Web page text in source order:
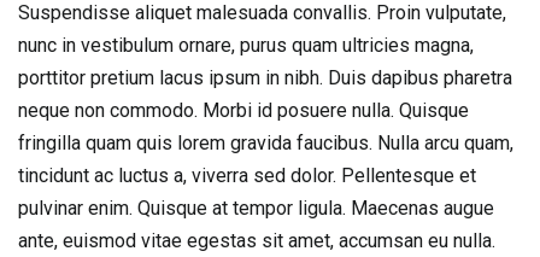
Suspendisse aliquet malesuada convallis. Proin vulputate,
nunc in vestibulum ornare, purus quam ultricies magna,
porttitor pretium lacus ipsum in nibh. Duis dapibus pharetra
neque non commodo. Morbi id posuere nulla. Quisque
fringilla quam quis lorem gravida faucibus. Nulla arcu quam,
tincidunt ac luctus a, viverra sed dolor. Pellentesque et
pulvinar enim. Quisque at tempor ligula. Maecenas augue
ante, euismod vitae egestas sit amet, accumsan eu nulla.